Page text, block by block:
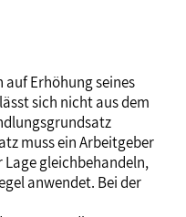
auf Erhöhung seines
sich nicht aus dem
muss ein Arbeitgeber
gleichbehandeln,
anwendet. Bei der